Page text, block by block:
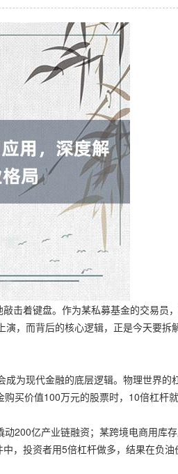
击着键盘。作为某私募基金的交易员
，而背后的核心逻辑，正是今天要拆
为现代金融的底层逻辑。物理世界的
买价值100万元的股票时，10倍杠杆
200亿产业链融资；某跨境电商用库
，投资者用5倍杠杆做多，结果在负油